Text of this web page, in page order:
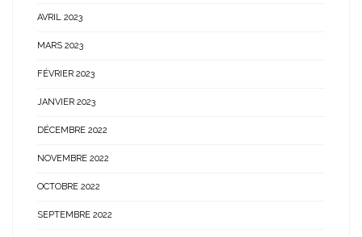
AVRIL 2023
MARS 2023
FÉVRIER 2023
JANVIER 2023
DÉCEMBRE 2022
NOVEMBRE 2022
OCTOBRE 2022
SEPTEMBRE 2022